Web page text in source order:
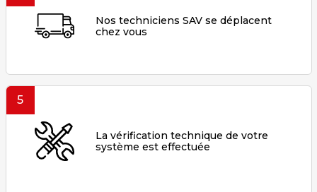
Nos techniciens SAV se déplacent
chez vous
5
La vérification technique de votre
système est effectuée